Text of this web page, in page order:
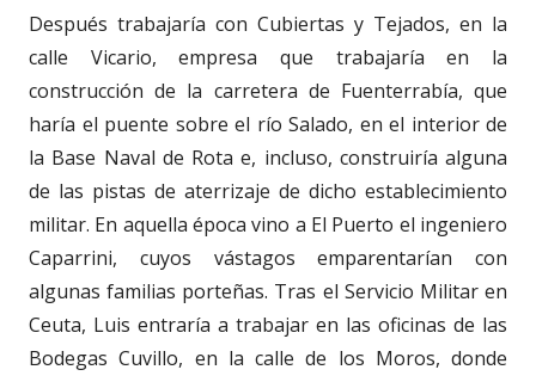
Después trabajaría con Cubiertas y Tejados, en la
calle Vicario, empresa que trabajaría en la
construcción de la carretera de Fuenterrabía, que
haría el puente sobre el río Salado, en el interior de
la Base Naval de Rota e, incluso, construiría alguna
de las pistas de aterrizaje de dicho establecimiento
militar. En aquella época vino a El Puerto el ingeniero
Caparrini, cuyos vástagos emparentarían con
algunas familias porteñas. Tras el Servicio Militar en
Ceuta, Luis entraría a trabajar en las oficinas de las
Bodegas Cuvillo, en la calle de los Moros, donde